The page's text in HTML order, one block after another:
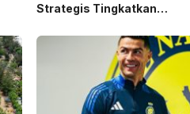
Strategis Tingkatkan
Lalu Lintas